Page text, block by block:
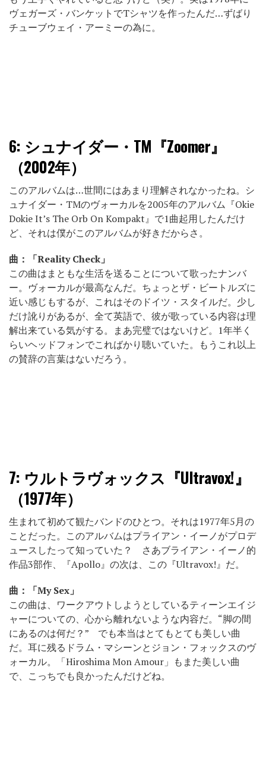
ヴェガーズ・バンケットでTシャツを作ったんだ…ずばり
チューブウェイ・アーミーの為に。
6: シュナイダー・TM『Zoomer』
（2002年）
このアルバムは…世間にはあまり理解されなかったね。シ
ュナイダー・TMのヴォーカルを2005年のアルバム『Okie
Dokie It’s The Orb On Kompakt』で1曲起用したんだけ
ど、それは僕がこのアルバムが好きだからさ。
曲：「Reality Check」
この曲はまともな生活を送ることについて歌ったナンバ
ー。ヴォーカルが最高なんだ。ちょっとザ・ビートルズに
近い感じもするが、これはそのドイツ・スタイルだ。少し
だけ訛りがあるが、全て英語で、彼が歌っている内容は理
解出来ている気がする。まあ完璧ではないけど。1年半く
らいヘッドフォンでこればかり聴いていた。もうこれ以上
の賛辞の言葉はないだろう。
7: ウルトラヴォックス『Ultravox!』
（1977年）
生まれて初めて観たバンドのひとつ。それは1977年5月の
ことだった。このアルバムはプライアン・イーノがプロデ
ュースしたって知っていた？ さあブライアン・イーノ的
作品3部作、『Apollo』の次は、この『Ultravox!』だ。
曲：「My Sex」
この曲は、ワークアウトしようとしているティーンエイジ
ャーについての、心から離れないような内容だ。“脚の間
にあるのは何だ？” でも本当はとてもとても美しい曲
だ。耳に残るドラム・マシーンとジョン・フォックスのヴ
ォーカル。「Hiroshima Mon Amour」もまた美しい曲
で、こっちでも良かったんだけどね。